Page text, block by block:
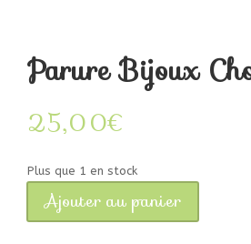
Parure Bijoux
25,00€
Plus que 1 en stock
quantité
Ajouter au panier